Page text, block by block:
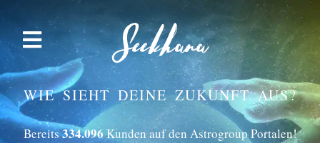
WIE SIEHT DEINE ZUKUNFT AUS?
Bereits334.096Kunden auf den Astrogroup Portalen!